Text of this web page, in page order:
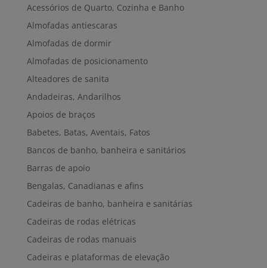
Acessórios de Quarto, Cozinha e Banho
Almofadas antiescaras
Almofadas de dormir
Almofadas de posicionamento
Alteadores de sanita
Andadeiras, Andarilhos
Apoios de braços
Babetes, Batas, Aventais, Fatos
Bancos de banho, banheira e sanitários
Barras de apoio
Bengalas, Canadianas e afins
Cadeiras de banho, banheira e sanitárias
Cadeiras de rodas elétricas
Cadeiras de rodas manuais
Cadeiras e plataformas de elevação